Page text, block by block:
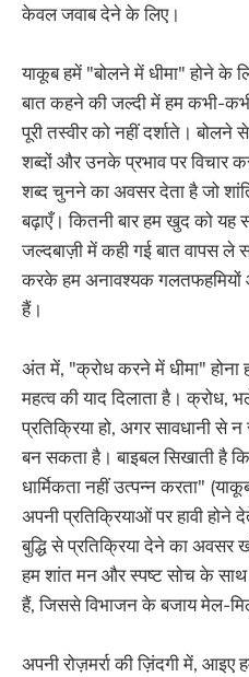
केवल जवाब देने के लिए।
याकूब हमें "बोलने में धीमा" होने के
बात कहने की जल्दी में हम कभी-
पूरी तस्वीर को नहीं दर्शाते।
शब्दों और उनके प्रभाव पर विचार
शब्द चुनने का अवसर देता है जो
बढ़ाएँ। कितनी बार हम खुद को यह
जल्दबाज़ी में कही गई बात वापस ले
करके हम अनावश्यक
हैं।
अंत में, "क्रोध करने में धीमा"
महत्व की याद दिलाता है। क्रोध,
प्रतिक्रिया हो, अगर सावधानी से न
बन सकता है। बाइबल सिखाती है
धार्मिकता नहीं उत्पन्न करता"
अपनी प्रतिक्रियाओं पर हावी
बुद्धि से प्रतिक्रिया देने का
हम शांत मन और स्पष्ट सोच के साथ
हैं, जिससे विभाजन के बजाय मेल-
अपनी रोज़मर्रा की ज़िंदगी में, आइए